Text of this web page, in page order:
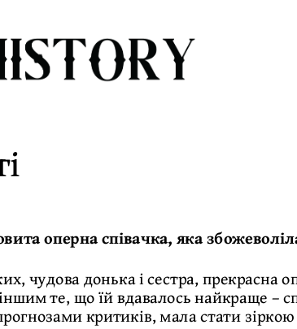
оперна співачка, яка
донька і сестра, прекрасна
те, що їй вдавалось найкраще –
критиків, мала стати